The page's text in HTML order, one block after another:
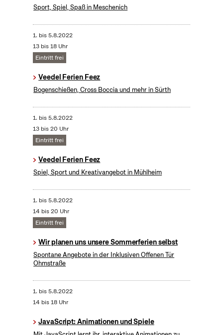
Sport, Spiel, Spaß in Meschenich
1. bis5.8.2022
13 bis 18 Uhr
Eintritt frei
Veedel Ferien Feez
Bogenschießen, Cross Boccia und mehr in Sürth
1. bis5.8.2022
13 bis 20 Uhr
Eintritt frei
Veedel Ferien Feez
Spiel, Sport und Kreativangebot in Mühlheim
1. bis5.8.2022
14 bis 20 Uhr
Eintritt frei
Wir planen uns unsere Sommerferien selbst
Spontane Angebote in der Inklusiven Offenen Tür
Ohmstraße
1. bis5.8.2022
14 bis 18 Uhr
JavaScript: Animationen und Spiele